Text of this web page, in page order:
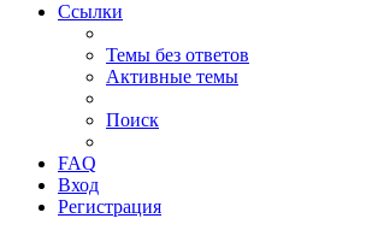
Ссылки
Темы без ответов
Активные темы
Поиск
FAQ
Вход
Регистрация